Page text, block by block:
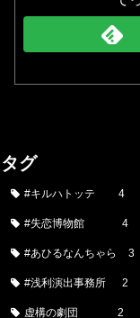
タグ
#キルハトッテ 4
#失恋博物館 4
#あひるなんちゃら 3
#浅利演出事務所 2
虚構の劇団 2